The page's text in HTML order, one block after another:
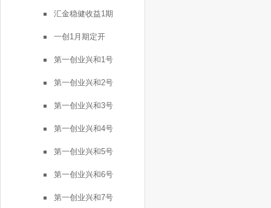
汇金稳健收益1期
一创1月期定开
第一创业兴和1号
第一创业兴和2号
第一创业兴和3号
第一创业兴和4号
第一创业兴和5号
第一创业兴和6号
第一创业兴和7号